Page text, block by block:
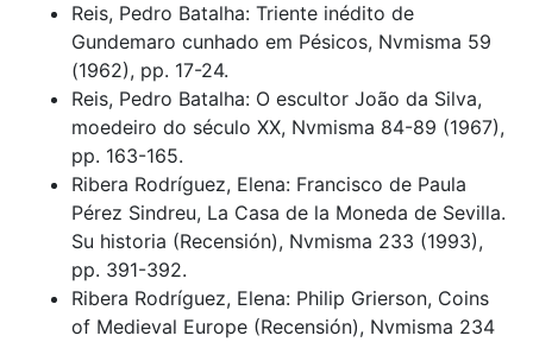
Reis, Pedro Batalha: Triente inédito de
Gundemaro cunhado em Pésicos, Nvmisma 59
(1962), pp. 17-24.
Reis, Pedro Batalha: O escultor João da Silva,
moedeiro do século XX, Nvmisma 84-89 (1967),
pp. 163-165.
Ribera Rodríguez, Elena: Francisco de Paula
Pérez Sindreu, La Casa de la Moneda de Sevilla.
Su historia (Recensión), Nvmisma 233 (1993),
pp. 391-392.
Ribera Rodríguez, Elena: Philip Grierson, Coins
of Medieval Europe (Recensión), Nvmisma 234